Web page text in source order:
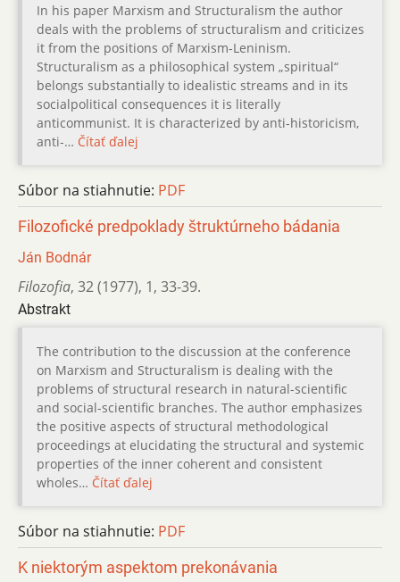
In his paper Marxism and Structuralism the author
deals with the problems of structuralism and criticizes
it from the positions of Marxism-Leninism.
Structuralism as a philosophical system „spiritual“
belongs substantially to idealistic streams and in its
socialpolitical consequences it is literally
anticommunist. It is characterized by anti-historicism,
anti-… Čítať ďalej
Súbor na stiahnutie: PDF
Filozofické predpoklady štruktúrneho bádania
Ján Bodnár
Filozofia, 32 (1977), 1, 33-39.
Abstrakt
The contribution to the discussion at the conference
on Marxism and Structuralism is dealing with the
problems of structural research in natural-scientific
and social-scientific branches. The author emphasizes
the positive aspects of structural methodological
proceedings at elucidating the structural and systemic
properties of the inner coherent and consistent
wholes… Čítať ďalej
Súbor na stiahnutie: PDF
K niektorým aspektom prekonávania